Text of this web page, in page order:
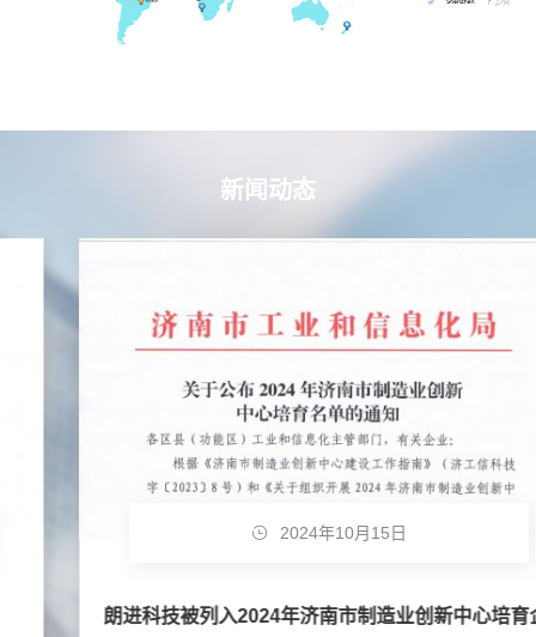
新闻动态
2024年10月15日
朗进科技被列入2024年济南市制造业创新中心培育企